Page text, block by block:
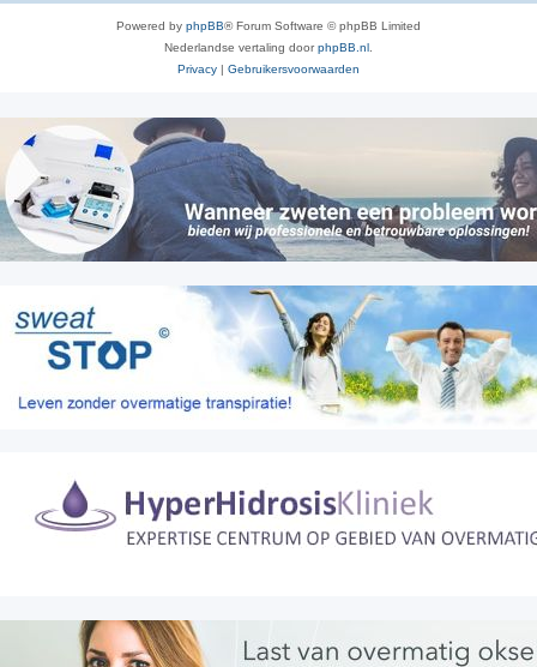
Powered by phpBB® Forum Software © phpBB Limited
Nederlandse vertaling doorphpBB.nl
Privacy | Gebruikersvoorwaarden